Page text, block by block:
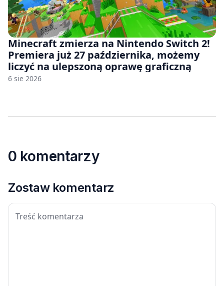
Minecraft zmierza na Nintendo Switch 2!
Premiera już 27 października, możemy
liczyć na ulepszoną oprawę graficzną
6 sie 2026
0 komentarzy
Zostaw komentarz